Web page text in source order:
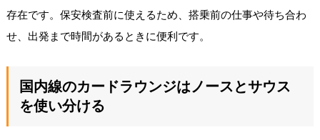
存在です。保安検査前に使えるため、搭乗前の仕事や待ち合わ
せ、出発まで時間があるときに便利です。
国内線のカードラウンジはノースとサウス
を使い分ける